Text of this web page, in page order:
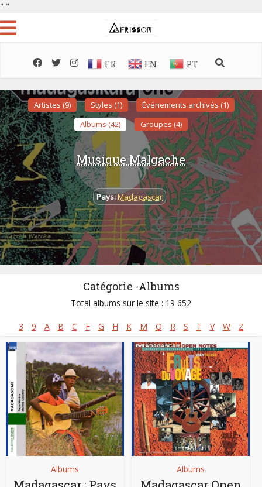
" "
FR EN PT
Artistes (9) Styles (1)
Événements archivés (1)
Albums (42)
Groupes (4)
Musique Malgache
Pays:Madagascar
Catégorie -Albums
Total albums sur le site : 19 652
3 9 A B C F G H K M O R S T V W Z
Albums Albums